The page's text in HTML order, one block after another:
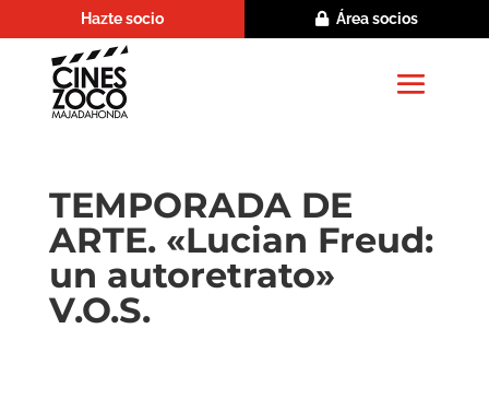
Hazte socio Área socios
TEMPORADA DE
ARTE. «Lucian Freud:
un autoretrato»
V.O.S.